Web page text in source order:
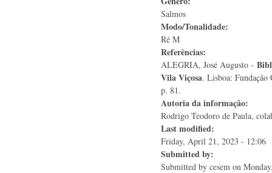
Salmos
Modo/Tonalidade:
Ré M
Referências:
ALEGRIA, José Augusto -
Vila Viçosa. Lisboa: Fundação
p. 81.
Autoria da informação:
Rodrigo Teodoro de Paula,
Last modified:
Friday, April 21, 2023 - 12:06
Submitted by:
Submitted by cesem on